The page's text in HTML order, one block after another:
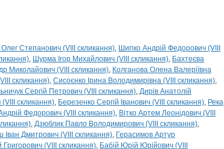
Олег Степанович (VIII скликання) Шипко Андрій Федорович (VIII
Шурма Ігор Михайлович (VIII скликання) Бахтеєва
Миколайович (VIII скликання) Колганова Олена Валеріївна
скликання) Сисоєнко Ірина Володимирівна (VIII скликання)
Сергій Петрович (VIII скликання) Дирів Анатолій
скликання) Березенко Сергій Іванович (VIII скликання) Река
Федорович (VIII скликання) Вітко Артем Леонідович (VIII
Дзюблик Павло Володимирович (VIII скликання)
Дмитрович (VIII скликання) Герасимов Артур
(VIII скликання) Бабій Юрій Юрійович (VIII